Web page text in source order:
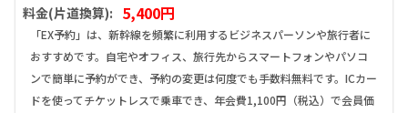
料金(片道換算): 5,400円
「EX予約」は、新幹線を頻繁に利用するビジネスパーソンや旅行者に
おすすめです。自宅やオフィス、旅行先からスマートフォンやパソコ
ンで簡単に予約ができ、予約の変更は何度でも手数料無料です。ICカー
ドを使ってチケットレスで乗車でき、年会費1,100円（税込）で会員価